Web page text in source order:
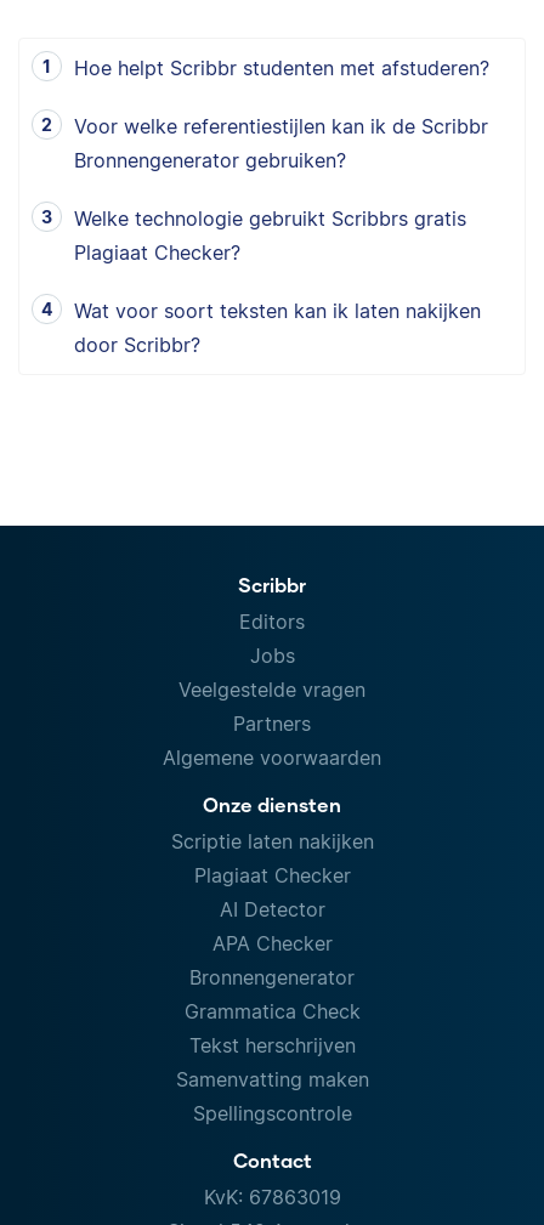
Hoe helpt Scribbr studenten met afstuderen?
Voor welke referentiestijlen kan ik de Scribbr
Bronnengenerator gebruiken?
Welke technologie gebruikt Scribbrs gratis
Plagiaat Checker?
Wat voor soort teksten kan ik laten nakijken
door Scribbr?
Scribbr
Editors
Jobs
Veelgestelde vragen
Partners
Algemene voorwaarden
Onze diensten
Scriptie laten nakijken
Plagiaat Checker
AI Detector
APA Checker
Bronnengenerator
Grammatica Check
Tekst herschrijven
Samenvatting maken
Spellingscontrole
Contact
KvK: 67863019